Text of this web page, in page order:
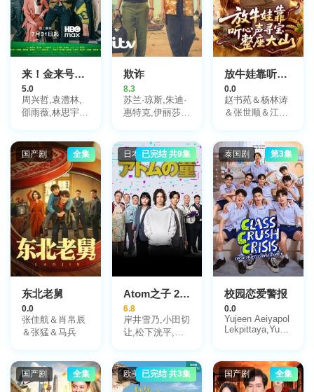
来！金来号！來！金來號！
5.0
周兴哲,袁澧林,
邵雨薇,林思宇,
叶子绮
欺诈
8.3
苏兰·琼斯,朱迪·
惠特克,伊丽莎白
勒·萨利斯,卡兰·
吉尔,李·布罗德
曼,克里斯蒂安·
库克,Eduardo
Ferrés,尼兰·巴
克希,Nansi
Nsue,塔利萨·加
西亚,Karise
Yansen,泰伊思·
Colomé,Omar
Muñoz,维克多·
索莱,Javier
Taboada,玛塔·富
纳尔,艾达·鲍尔
曼
放牛娃靠听心声寻宝整座大山
0.0
赵书苑＆杨林涛
＆张世顺＆江路
国产剧 全集
东北老舅
0.0
张佳航＆肖帛辰
＆张猛＆马兵
日本剧已完结 共9集
Atom之子 2022
6.8
岸井雪乃,小田切
让,松下洸平,山
泰国剧 第3集
校园恋爱警报
0.0
Yujeen Aeiyapol
Lekpittaya,Yugene
奇·班亚库
国产剧 全集 欧美剧已完结 共3集 国产剧 全集